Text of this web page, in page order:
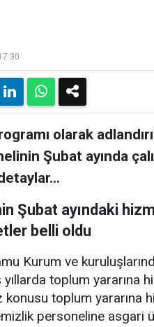
olarak
Şubat ayında
Şubat ayındaki
belli oldu
Kurum ve
toplum yararına
konusu toplum yararına
personeline asgari